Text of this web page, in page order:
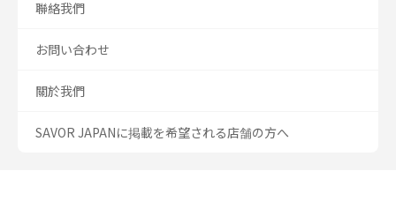
聯絡我們
お問い合わせ
關於我們
SAVOR JAPANに掲載を希望される店舗の方へ